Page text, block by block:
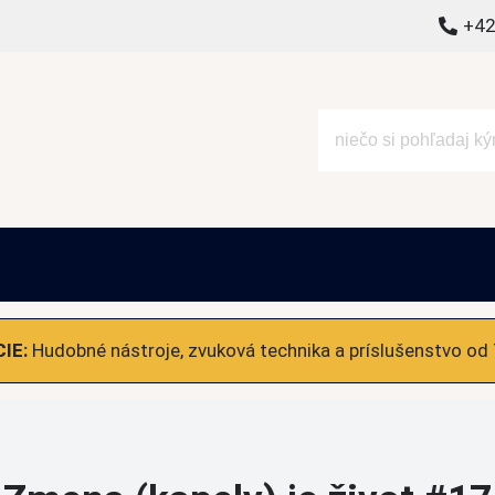
Hudobné nástroje, zvuková technika a príslušenstvo od